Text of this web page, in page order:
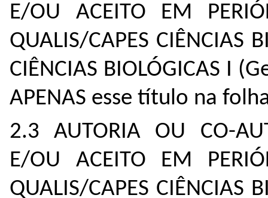
E/OU ACEITO EM
QUALIS/CAPES
CIÊNCIAS BIOLÓGICAS I
APENAS esse título na
2.3 AUTORIA OU CO-
E/OU ACEITO EM
QUALIS/CAPES